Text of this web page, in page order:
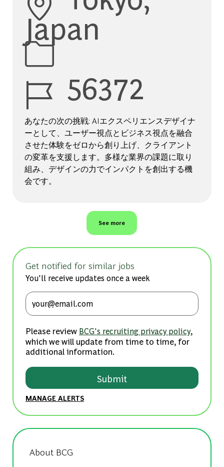
Japan
Job Id56372
あなたの次の挑戦: AIエクスペリエンスデザイナ
ーとして、ユーザー視点とビジネス視点を融合
させた体験をゼロから創り上げ、クライアント
の変革を支援します。多様な業界の課題に取り
組み、デザインの力でインパクトを創出する機
会です。
See more
Get notified for similar jobs
You'll receive updates once a week
Enter Email address (Required)
Please review BCG's recruiting privacy policy,
which we will update from time to time, for
additional information.
Submit
MANAGE ALERTS
About BCG